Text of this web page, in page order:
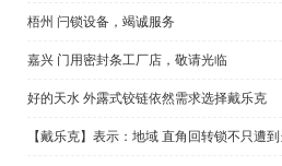
梧州 闩锁设备，竭诚服务
嘉兴 门用密封条工厂店，敬请光临
好的天水 外露式铰链依然需求选择戴乐克
【戴乐克】表示：地域 直角回转锁不只遭